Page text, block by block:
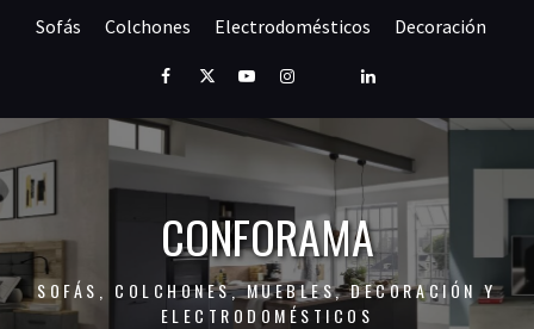
Sofás Colchones Electrodomésticos Decoración
FacebookTwitterYoutubeInstagramPinterestLinkedIn
CONFORAMA
SOFÁS, COLCHONES, MUEBLES, DECORACIÓN Y
ELECTRODOMÉSTICOS